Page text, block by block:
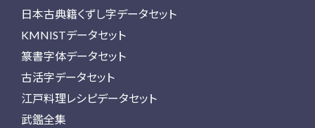
日本古典籍くずし字データセット
KMNISTデータセット
篆書字体データセット
古活字データセット
江戸料理レシピデータセット
武鑑全集